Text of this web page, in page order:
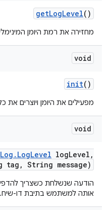
getLogLevel()
מחזירה את רמת היומן
void
init()
מפעילים את היומן ויוצרים
void
Log . LogLevel logLevel ,
tag , String message)
הודעה שנשלחת כשצריך
אותה למשתמש בתיבת דו-שיח.